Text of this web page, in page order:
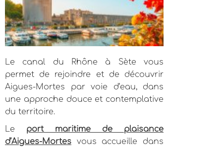
Le canal du Rhône à Sète vous
permet de rejoindre et de découvrir
Aigues-Mortes par voie d’eau, dans
une approche douce et contemplative
du territoire.
Le port maritime de plaisance
d’Aigues-Mortes vous accueille dans